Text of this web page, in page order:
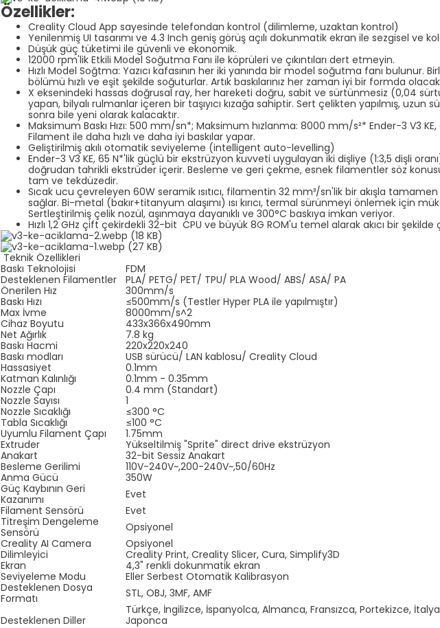
Özellikler:
Creality Cloud App sayesinde telefondan kontrol (dilimleme, uzaktan kontrol)
Yenilenmiş UI tasarımı ve 4.3 Inch geniş görüş açılı dokunmatik ekran ile sezgisel ve
Düşük güç tüketimi ile güvenli ve ekonomik.
12000 rpm'lik Etkili Model Soğutma Fanı ile köprüleri ve çıkıntıları dert etmeyin.
Hızlı Model Soğtma: Yazıcı kafasının her iki yanında bir model soğutma fanı bulunur.
bölümü hızlı ve eşit şekilde soğuturlar. Artık baskılarınız her zaman iyi bir formda
X eksenindeki hassas doğrusal ray, her hareketi doğru, sabit ve sürtünmesiz (0,04
yapan, bilyalı rulmanlar içeren bir taşıyıcı kızağa sahiptir. Sert çelikten yapılmış, uzun
sonra bile yeni olarak kalacaktır.
Maksimum Baskı Hızı: 500 mm/sn*; Maksimum hızlanma: 8000 mm/s²* Ender-3 V3
Filament ile daha hızlı ve daha iyi baskılar yapar.
Geliştirilmiş akılı otomatik seviyeleme (intelligent auto-levelling)
Ender-3 V3 KE, 65 N*'lik güçlü bir ekstrüzyon kuvveti uygulayan iki dişliye (1:3,5 dişli
doğrudan tahrikli ekstrüder içerir. Besleme ve geri çekme, esnek filamentler söz
tam ve tekdüzedir.
Sıcak ucu çevreleyen 60W seramik ısıtıcı, filamentin 32 mm³/sn'lik bir akışla
sağlar. Bi-metal (bakır+titanyum alaşımı) ısı kırıcı, termal sürünmeyi önlemek için
Sertleştirilmiş çelik nozül, aşınmaya dayanıklı ve 300°C baskıya imkan veriyor.
Hızlı 1,2 GHz çift çekirdekli 32-bit CPU ve büyük 8G ROM'u temel alarak akıcı bir şekilde
Teknik Özellikleri
Baskı Teknolojisi
FDM
Desteklenen Filamentler
PLA/ PETG/ PET/ TPU/ PLA Wood/ ABS/ ASA/ PA
Önerilen Hız
300mm/s
Baskı Hızı
≤500mm/s (Testler Hyper PLA ile yapılmıştır)
Max İvme
8000mm/s^2
Cihaz Boyutu
433x366x490mm
Net Ağırlık
7.8 kg
Baskı Hacmi
220x220x240
Baskı modları
USB sürücü/ LAN kablosu/ Creality Cloud
Hassasiyet
0.1mm
Katman Kalınlığı
0.1mm - 0.35mm
Nozzle Çapı
0.4 mm (Standart)
Nozzle Sayısı
1
Nozzle Sıcaklığı
≤300 °C
Tabla Sıcaklığı
≤100 °C
Uyumlu Filament Çapı
1.75mm
Extruder
Yükseltilmiş "Sprite" direct drive ekstrüzyon
Anakart
32-bit Sessiz Anakart
Besleme Gerilimi
110V-240V~,200-240V~,50/60Hz
Anma Gücü
350W
Güç Kaybının Geri
Kazanımı
Evet
Filament Sensörü
Evet
Titreşim Dengeleme
Sensörü
Opsiyonel
Creality AI Camera
Opsiyonel
Dilimleyici
Creality Print, Creality Slicer, Cura, Simplify3D
Ekran
4,3" renkli dokunmatik ekran
Seviyeleme Modu
Eller Serbest Otomatik Kalibrasyon
Desteklenen Dosya
Formatı
STL, OBJ, 3MF, AMF
Desteklenen Diller
Türkçe, İngilizce, İspanyolca, Almanca, Fransızca, Portekizce,
Japonca